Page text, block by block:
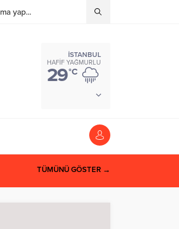
İSTANBUL
HAFIF YAĞMURLU
29°C
TÜMÜNÜ GÖSTER →